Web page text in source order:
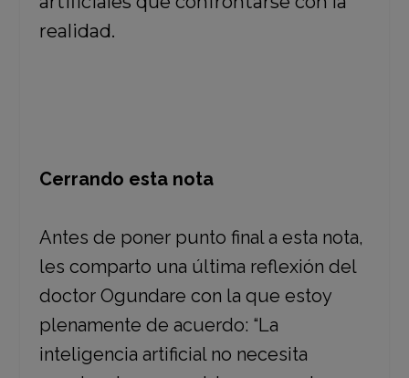
realidad.
Cerrando esta nota
Antes de poner punto final a esta nota,
les comparto una última reflexión del
doctor Ogundare con la que estoy
plenamente de acuerdo: “La
inteligencia artificial no necesita